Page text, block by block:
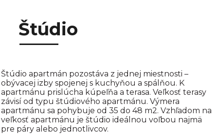
Štúdio
Štúdio apartmán pozostáva z jednej miestnosti –
obývacej izby spojenej s kuchyňou a spálňou. K
apartmánu prislúcha kúpeľňa a terasa. Veľkosť terasy
závisí od typu štúdiového apartmánu. Výmera
apartmánu sa pohybuje od 35 do 48 m2. Vzhľadom na
veľkosť apartmánu je štúdio ideálnou voľbou najmä
pre páry alebo jednotlivcov.